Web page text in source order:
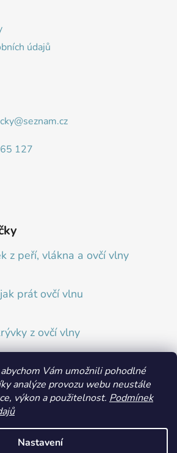
Vám umožnili pohodlné
analýze provozu webu neustále
výkon a použitelnost. Podmínek
Nastavení
údajů
@seznam.cz
127
z peří, vlákna a ovčí vlny
prát ovčí vlnu
z ovčí vlny
platby